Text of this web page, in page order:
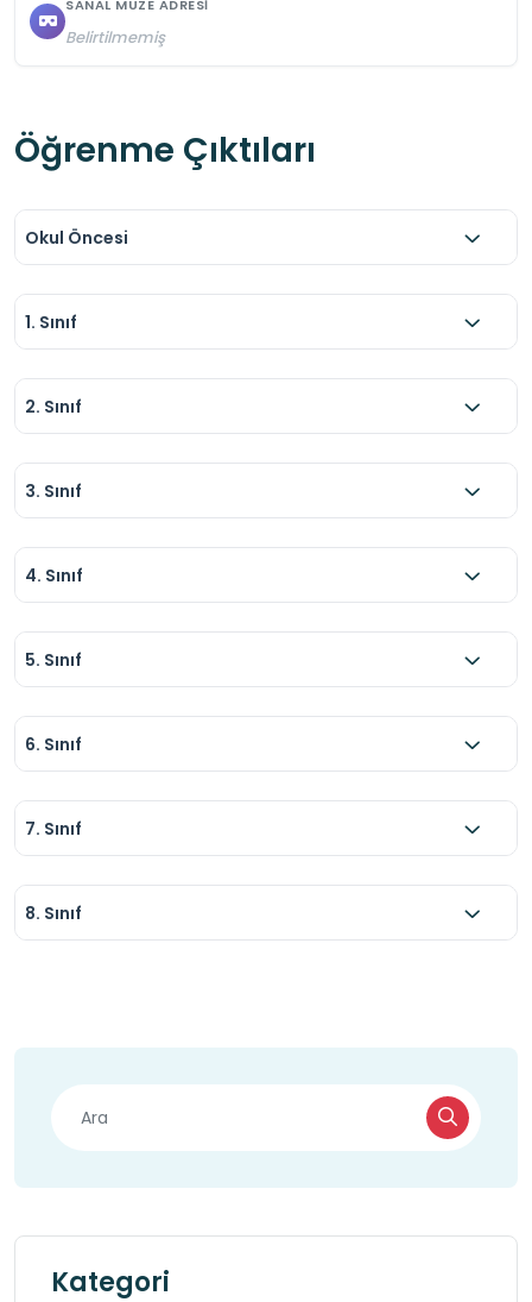
SANAL MÜZE ADRESI
Belirtilmemiş
Öğrenme Çıktıları
Okul Öncesi
1. Sınıf
2. Sınıf
3. Sınıf
4. Sınıf
5. Sınıf
6. Sınıf
7. Sınıf
8. Sınıf
Kategori